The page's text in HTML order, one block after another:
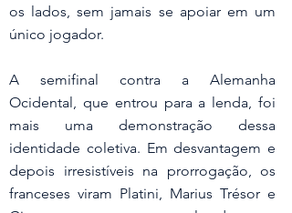
os lados, sem jamais se apoiar em um
único jogador.
A semifinal contra a Alemanha
Ocidental, que entrou para a lenda, foi
mais uma demonstração dessa
identidade coletiva. Em desvantagem e
depois irresistíveis na prorrogação, os
franceses viram Platini, Marius Trésor e